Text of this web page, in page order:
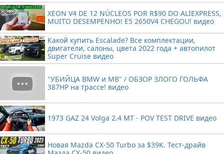
XEON V4 DE 12 NÚCLEOS POR R$90 DO ALIEXPRESS,
MUITO DESEMPENHO! E5 2650V4 CHEGOU! видео
Какой купить Escalade? Все комплектации,
двигатели, салоны, цвета 2022 года + автопилот
Super Cruise видео
"УБИЙЦА BMW и MB" / ОБЗОР ЗЛОГО ГОЛЬФА
387HP на трассе! видео
1973 GAZ 24 Volga 2.4 MT - POV TEST DRIVE видео
Новая Mazda CX-50 Turbo за $39K. Тест-драйв